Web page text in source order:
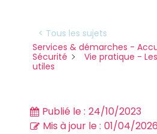
< Tous les sujets
Services & démarches -
Sécurité
Vie pratique -
utiles
Publié le : 24/10/2023
Mis à jour le : 01/04/2026